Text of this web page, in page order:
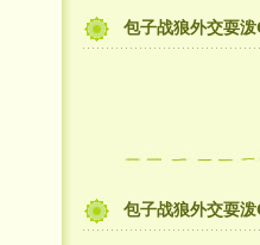
包子战狼外交耍
包子战狼外交耍